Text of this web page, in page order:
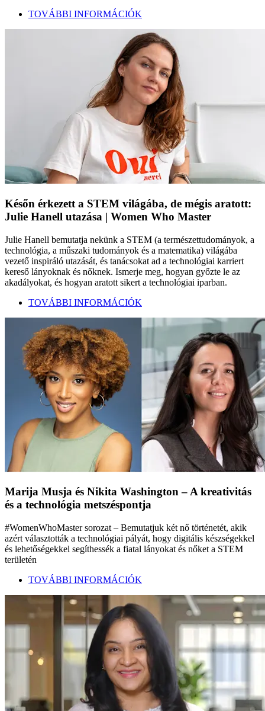
TOVÁBBI INFORMÁCIÓK
Későn érkezett a STEM világába, de mégis aratott:
Julie Hanell utazása | Women Who Master
Julie Hanell bemutatja nekünk a STEM (a természettudományok, a
technológia, a műszaki tudományok és a matematika) világába
vezető inspiráló utazását, és tanácsokat ad a technológiai karriert
kereső lányoknak és nőknek. Ismerje meg, hogyan győzte le az
akadályokat, és hogyan aratott sikert a technológiai iparban.
TOVÁBBI INFORMÁCIÓK
Marija Musja és Nikita Washington – A kreativitás
és a technológia metszéspontja
#WomenWhoMaster sorozat – Bemutatjuk két nő történetét, akik
azért választották a technológiai pályát, hogy digitális készségekkel
és lehetőségekkel segíthessék a fiatal lányokat és nőket a STEM
területén
TOVÁBBI INFORMÁCIÓK